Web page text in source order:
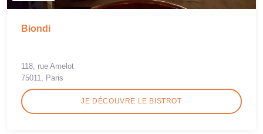
Biondi
118, rue Amelot
75011, Paris
JE DÉCOUVRE LE BISTROT